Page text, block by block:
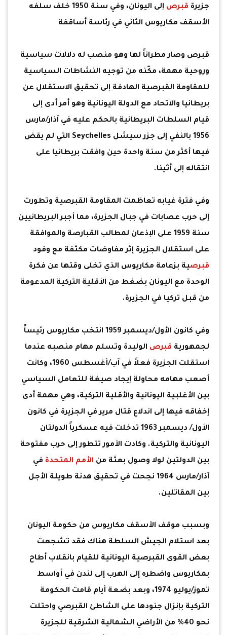
جزيرة قبرص
إلى اليونان، وفي سنة 1950 خلف سلفه
الأسقف مكاريوس الثاني في رئاسة أساقفة
قبرص وصار مطراناً لها وهو منصب له دلالات سياسية
وروحية مهمة، مكّنه من توجيه النشاطات السياسية
للمقاومة القبرصية الهادفة إلى تحقيق الاستقلال عن
بريطانيا والاتحاد مع الدولة اليونانية وهو أمر أدى إلى
قيام السلطات البريطانية بالحكم عليه في آذار/مارس
1956 بالنفي إلى جزر سيشل Seychelles التي لم يقض
فيها أكثر من سنة واحدة حين وافقت بريطانيا على
انتقاله إلى أثينا.
وفي فترة غيابه تعاظمت المقاومة القبرصية وتطورت
إلى حرب عصابات في جبال الجزيرة، مما أجبر البريطانيين
سنة 1959 على الإذعان لمطالب القبارصة والموافقة
على استقلال الجزيرة إثر مفاوضات مكثفة مع وفود
قبرصية بزعامة مكاريوس الذي تخلى وقتها عن فكرة
الوحدة مع اليونان بضغط من الأقلية التركية المدعومة
من قبل تركيا في الجزيرة.
وفي كانون الأول/ديسمبر 1959 انتخب مكاريوس رئيساً
لجمهورية قبرص الوليدة وتسلم مهام منصبه عندما
استقلت الجزيرة فعلاً في آب/أغسطس 1960، وكانت
أصعب مهامه محاولة إيجاد صيغة للتعامل السياسي
بين الأغلبية اليونانية والأقلية التركية، وهي مهمة أدى
إخفاقه فيها إلى اندلاع قتال مرير في الجزيرة في كانون
الأول/ ديسمبر 1963 تدخلت فيه عسكرياً الدولتان
اليونانية والتركية. وكادت الأمور تتطور إلى حرب مفتوحة
بين الدولتين لولا وصول بعثة من الأمم المتحدة في
آذار/مارس 1964 نجحت في تحقيق هدنة طويلة الأجل
بين المقاتلين.
وبسبب موقف الأسقف مكاريوس من حكومة اليونان
بعد استلام الجيش السلطة هناك فقد تشجعت
بعض القوى القبرصية اليونانية للقيام بانقلاب أطاح
بمكاريوس واضطره إلى الهرب إلى لندن في أواسط
تموز/يوليو 1974، وبعد بضعة أيام قامت الحكومة
التركية بإنزال جنودها على الشاطئ القبرصي واحتلت
نحو 40% من الأراضي الشمالية الشرقية للجزيرة